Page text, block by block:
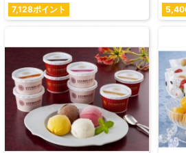
7,128ポイント